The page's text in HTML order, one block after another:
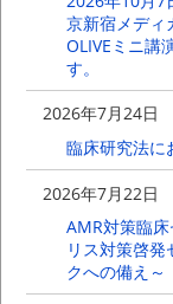
京新宿メディ
OLIVEミニ講
す。
2026年7月24日
臨床研究法に
2026年7月22日
AMR対策臨
リス対策啓
クへの備え～